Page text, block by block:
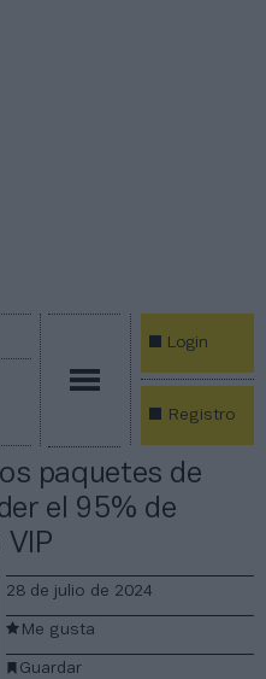
Login
Registro
paquetes de
el 95% de
28 de julio de 2024
Guardar
Me gusta